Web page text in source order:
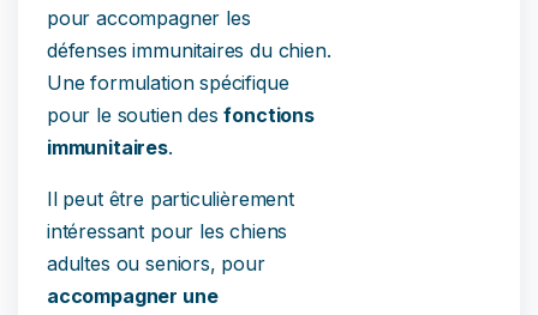
pour accompagner les
défenses immunitaires du chien.
Une formulation spécifique
pour le soutien desfonctions
immunitaires.
Il peut être particulièrement
intéressant pour les chiens
adultes ou seniors, pour
accompagner une